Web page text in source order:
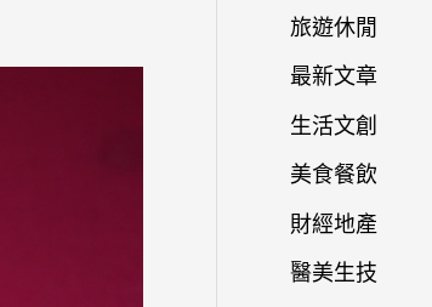
旅遊休閒
最新文章
生活文創
美食餐飲
財經地產
醫美生技